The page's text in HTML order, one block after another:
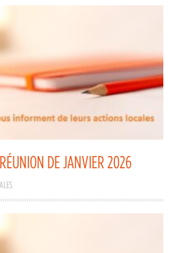
DE JANVIER 2026